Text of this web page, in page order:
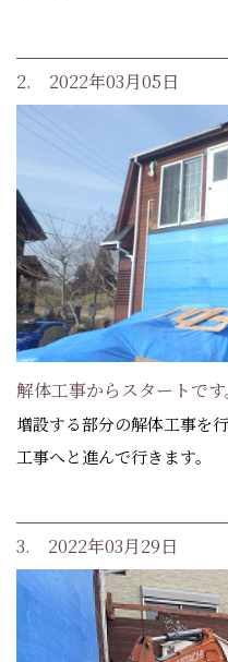
2. 2022年03月05日
解体工事からスタートです
増設する部分の解体工事を
工事へと進んで行きます。
3. 2022年03月29日